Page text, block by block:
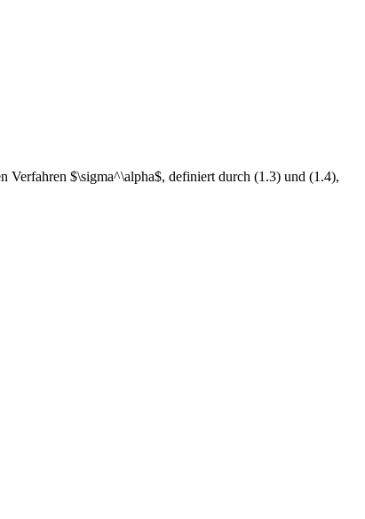
$\sigma^\alpha$, definiert durch (1.3) und (1.4),